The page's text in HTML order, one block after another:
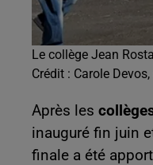
Le collège Jean
Crédit : Carole
Après les
inauguré fin juin
finale a été